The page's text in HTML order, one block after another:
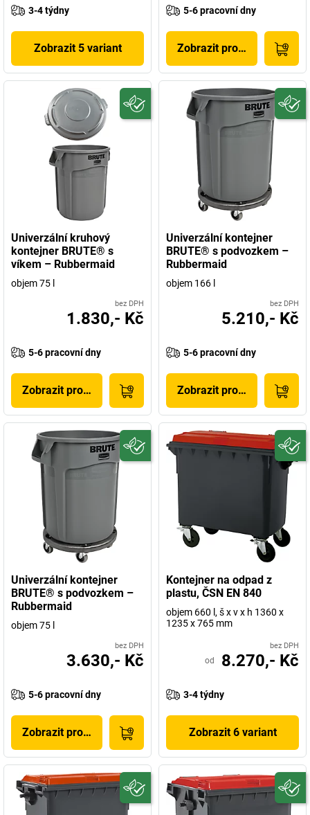
3-4 týdny
Zobrazit 5 variant
5-6 pracovní dny
Zobrazit produkt
Univerzální kruhový
kontejner BRUTE® s
víkem – Rubbermaid
objem 75 l
bez DPH
1.830,- Kč
5-6 pracovní dny
Zobrazit produkt
Univerzální kontejner
BRUTE® s podvozkem –
Rubbermaid
objem 166 l
bez DPH
5.210,- Kč
5-6 pracovní dny
Zobrazit produkt
Univerzální kontejner
BRUTE® s podvozkem –
Rubbermaid
objem 75 l
bez DPH
3.630,- Kč
5-6 pracovní dny
Zobrazit produkt
Kontejner na odpad z
plastu, ČSN EN 840
objem 660 l, š x v x h 1360 x
1235 x 765 mm
bez DPH
od 8.270,- Kč
3-4 týdny
Zobrazit 6 variant